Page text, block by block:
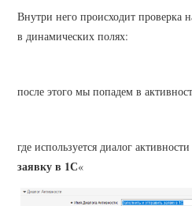
Внутри него происходит проверка
в динамических полях:
после этого мы попадем в
где используется диалог
заявку в 1С«